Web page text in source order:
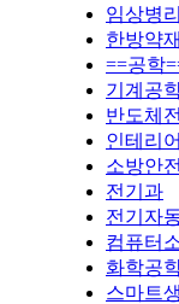
임상병
한방약
==공학
기계공
반도체
인테리
소방안
전기과
전기자
컴퓨터
화학공
스마트